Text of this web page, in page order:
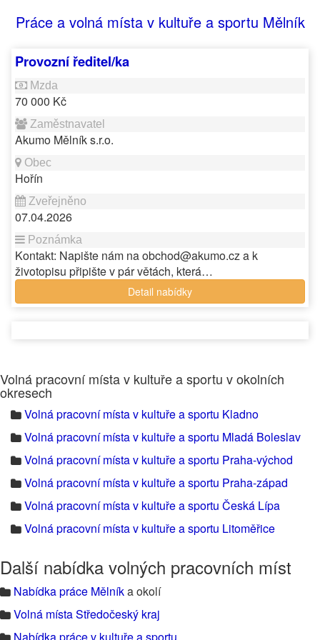
Práce a volná místa v kultuře a sportu Mělník
Provozní ředitel/ka
70 000 Kč
Akumo Mělník s.r.o.
Hořín
07.04.2026
Kontakt: Napište nám na obchod@akumo.cz a k
životopisu připište v pár větách, která…
Detail nabídky
Volná pracovní místa v kultuře a sportu v okolních
okresech
Volná pracovní místa v kultuře a sportu Kladno
Volná pracovní místa v kultuře a sportu Mladá Boleslav
Volná pracovní místa v kultuře a sportu Praha-východ
Volná pracovní místa v kultuře a sportu Praha-západ
Volná pracovní místa v kultuře a sportu Česká Lípa
Volná pracovní místa v kultuře a sportu Litoměřice
Další nabídka volných pracovních míst
Nabídka práce Mělníka okolí
Volná místa Středočeský kraj